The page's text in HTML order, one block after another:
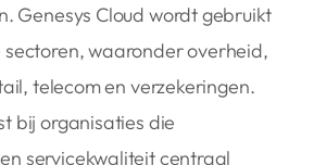
Genesys Cloud wordt gebruikt
waaronder overheid,
telecom en verzekeringen.
bij organisaties die
servicekwaliteit centraal